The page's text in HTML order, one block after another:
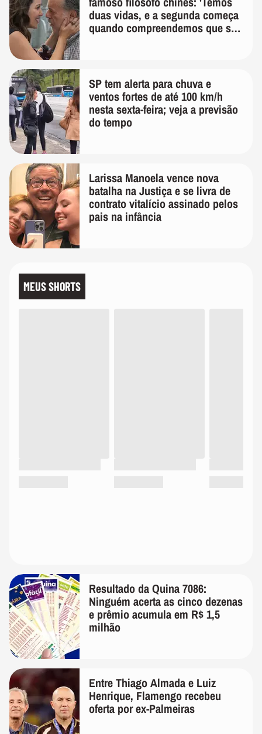
duas vidas, e a segunda começa
quando compreendemos que só
SP tem alerta para chuva e
ventos fortes de até 100 km/h
nesta sexta-feira; veja a previsão
do tempo
Larissa Manoela vence nova
batalha na Justiça e se livra de
contrato vitalício assinado pelos
pais na infância
MEUS SHORTS
Resultado da Quina 7086:
Ninguém acerta as cinco dezenas
e prêmio acumula em R$ 1,5
milhão
Entre Thiago Almada e Luiz
Henrique, Flamengo recebeu
oferta por ex-Palmeiras